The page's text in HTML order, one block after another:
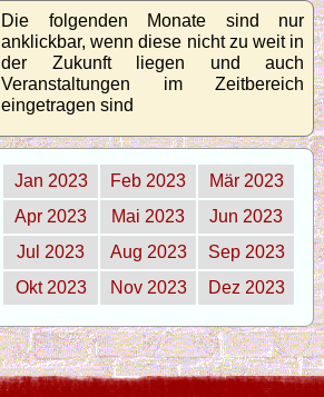
Die folgenden Monate sind nur
anklickbar, wenn diese nicht zu weit in
der Zukunft liegen und auch
Veranstaltungen im Zeitbereich
eingetragen sind
Jan 2023 Feb 2023
Mär 2023
Apr 2023
Mai 2023
Jun 2023
Jul 2023
Aug 2023
Sep 2023
Okt 2023
Nov 2023 Dez 2023